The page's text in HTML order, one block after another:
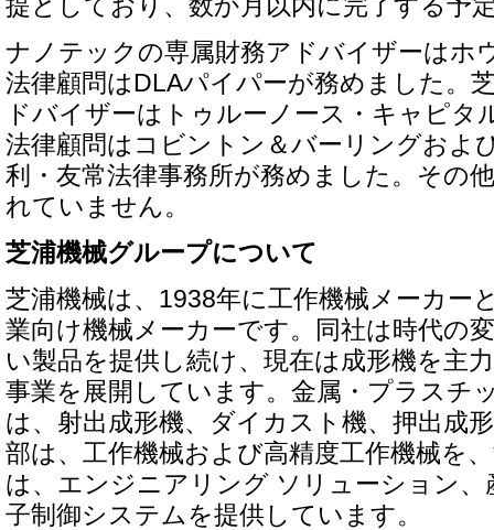
ナノテックの専属財務アドバイザーはホ
法律顧問はDLAパイパーが務めました。
ドバイザーはトゥルーノース・キャピタ
法律顧問はコビントン＆バーリングおよ
利・友常法律事務所が務めました。その
れていません。
芝浦機械グループについて
芝浦機械は、1938年に工作機械メーカー
業向け機械メーカーです。同社は時代の
い製品を提供し続け、現在は成形機を主
事業を展開しています。金属・プラスチ
は、射出成形機、ダイカスト機、押出成
部は、工作機械および高精度工作機械を
は、エンジニアリング ソリューション、
子制御システムを提供しています。